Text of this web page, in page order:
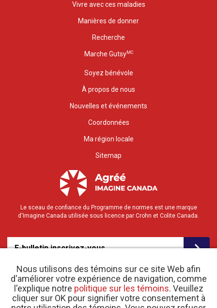
Nous utilisons des témoins sur ce site Web afin
d'améliorer votre expérience de navigation, comme
l'explique notre politique sur les témoins. Veuillez
cliquer sur OK pour signifier votre consentement à
Vivre avec ces maladies
Manières de donner
Recherche
Marche GutsyMC
Soyez bénévole
À propos de nous
Nouvelles et événements
Coordonnées
Ma région locale
Sitemap
Le sceau de confiance du Programme de normes est une marque
d'Imagine Canada utilisée sous licence par Crohn et Colite Canada.
E-bulletin inscrivez-vous